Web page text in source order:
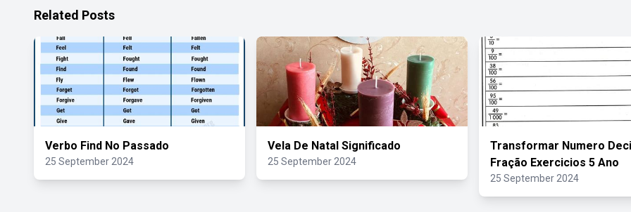
Related Posts
Verbo Find No Passado
25 September 2024
Vela De Natal Significado
25 September 2024
Transformar Numero
Fração Exercicios 5 Ano
25 September 2024